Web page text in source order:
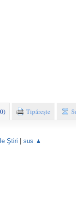
Tipăreşte
Ştiri sus ▲